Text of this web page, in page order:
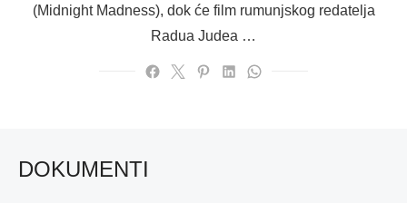
(Midnight Madness), dok će film rumunjskog redatelja
Radua Judea …
DOKUMENTI